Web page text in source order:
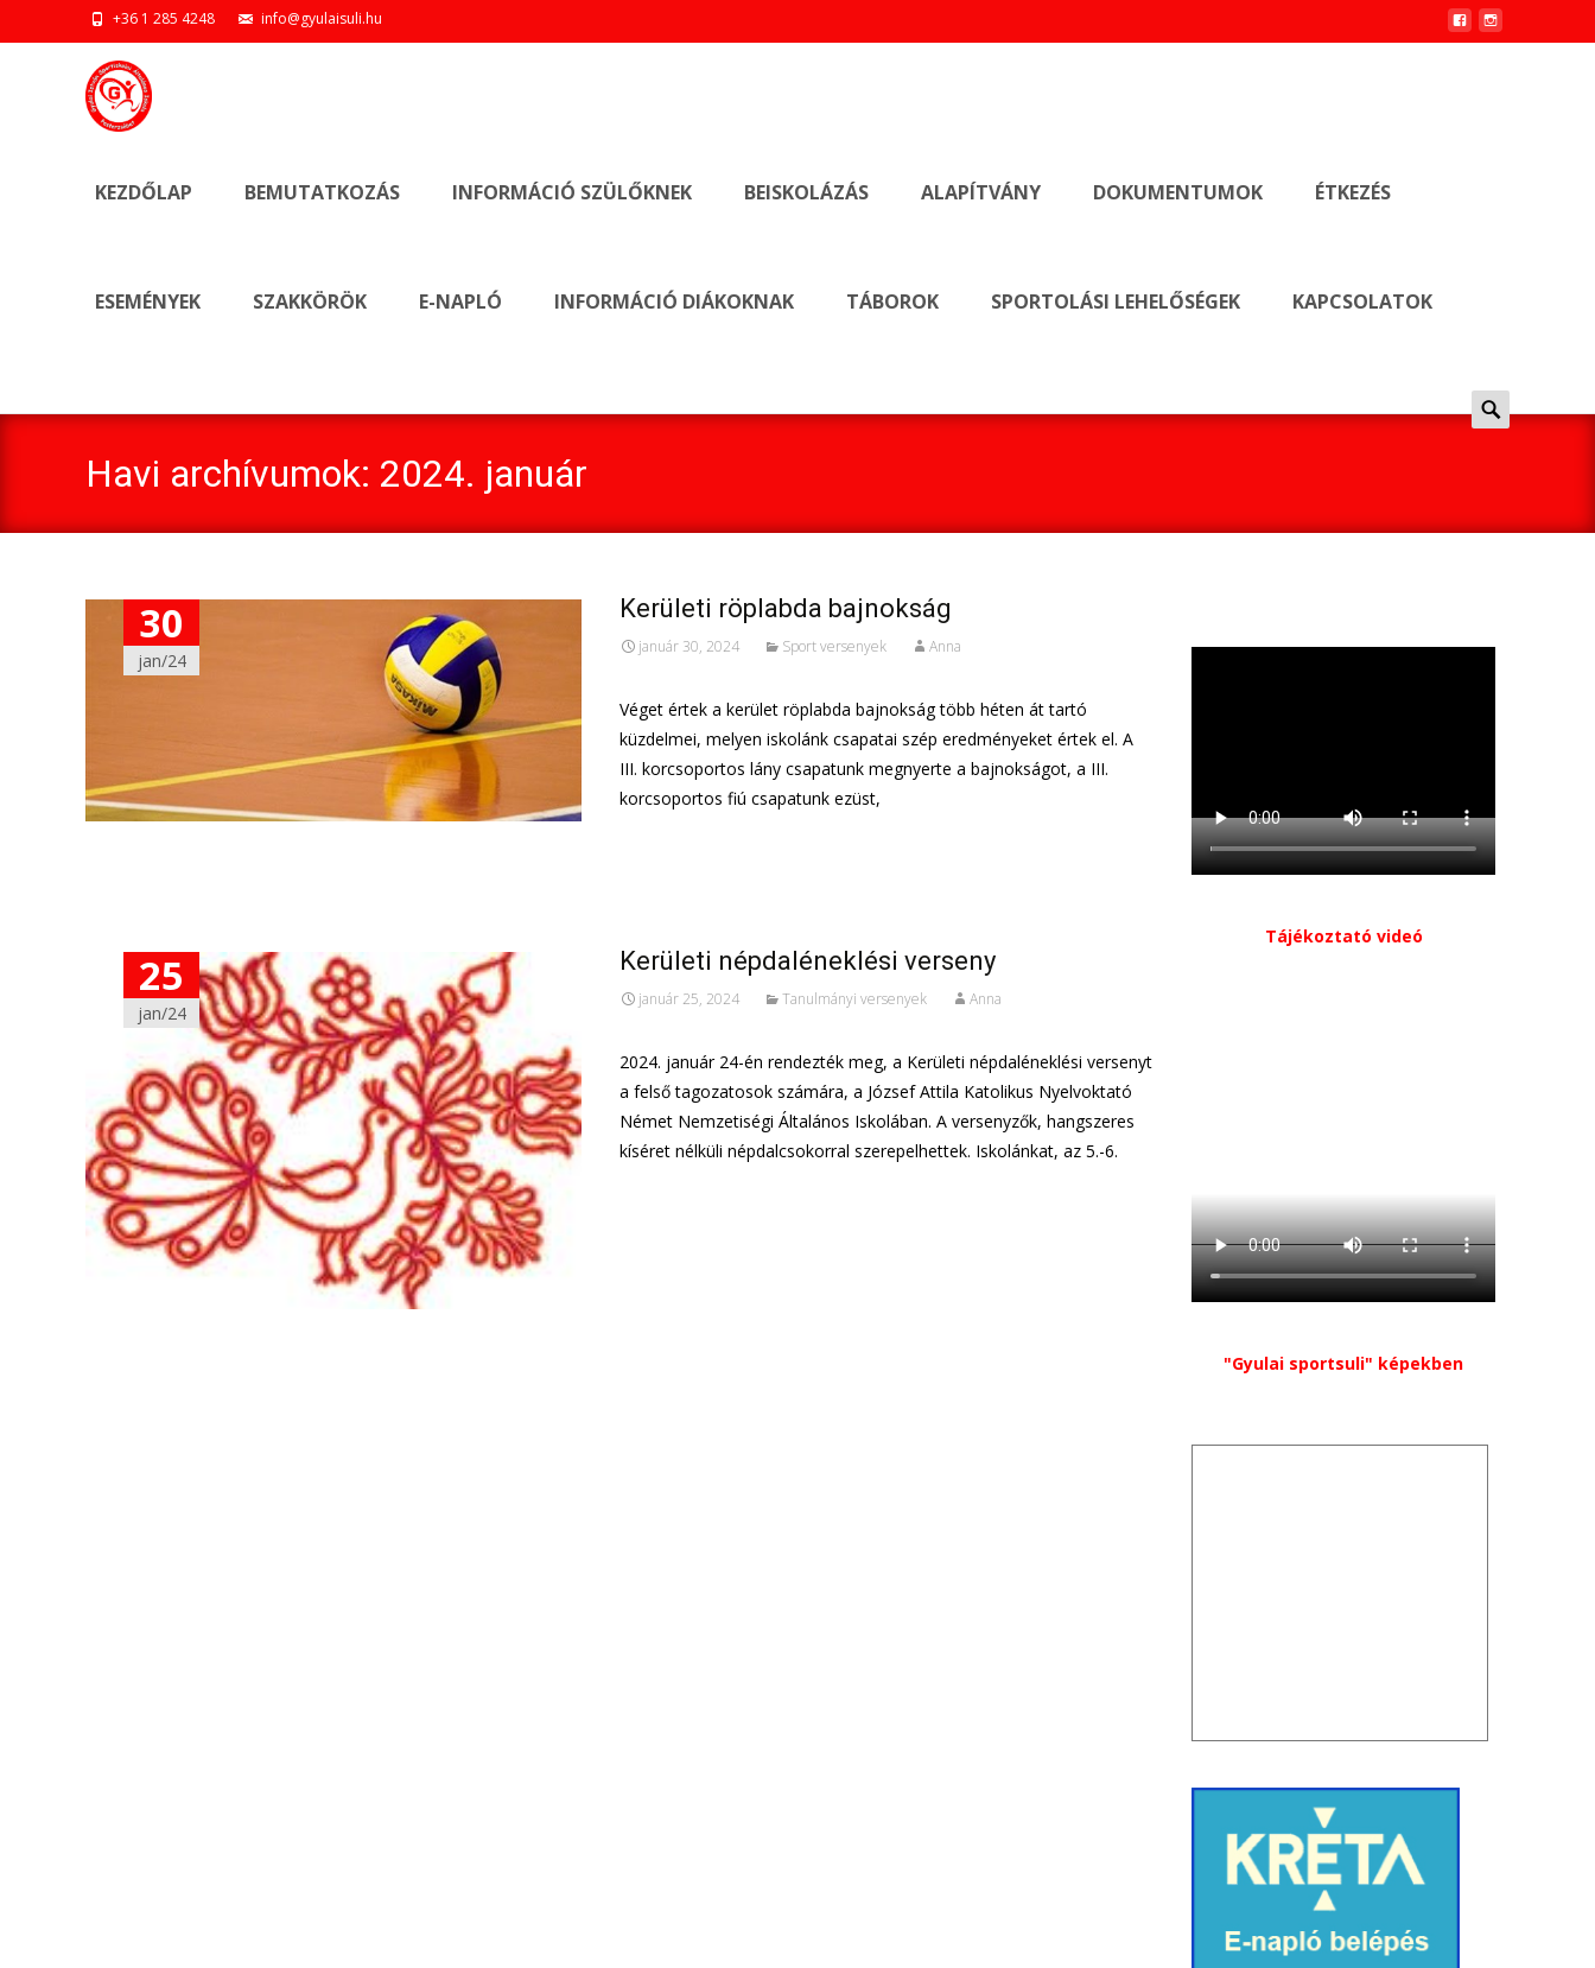
+36 1 285 4248 info@gyulaisuli.hu
KEZDŐLAP BEMUTATKOZÁS INFORMÁCIÓ SZÜLŐKNEK BEISKOLÁZÁS ALAPÍTVÁNY DOKUMENTUMOK ÉTKEZÉS
ESEMÉNYEK SZAKKÖRÖK E-NAPLÓ INFORMÁCIÓ DIÁKOKNAK TÁBOROK SPORTOLÁSI LEHELŐSÉGEK KAPCSOLATOK
Keresés
erre:
Havi archívumok: 2024. január
30
jan/24
Kerületi röplabda bajnokság
január 30, 2024 Sport versenyek Anna
Véget értek a kerület röplabda bajnokság több héten át tartó
küzdelmei, melyen iskolánk csapatai szép eredményeket értek el. A
III. korcsoportos lány csapatunk megnyerte a bajnokságot, a III.
korcsoportos fiú csapatunk ezüst,
25
jan/24
Kerületi népdaléneklési verseny
január 25, 2024 Tanulmányi versenyek Anna
2024. január 24-én rendezték meg, a Kerületi népdaléneklési versenyt
a felső tagozatosok számára, a József Attila Katolikus Nyelvoktató
Német Nemzetiségi Általános Iskolában. A versenyzők, hangszeres
kíséret nélküli népdalcsokorral szerepelhettek. Iskolánkat, az 5.-6.
Tájékoztató videó
"Gyulai sportsuli" képekben